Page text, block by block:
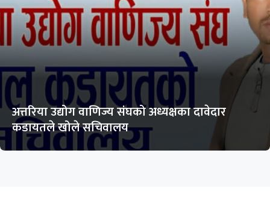
अत्तरिया उद्योग वाणिज्य संघको अध्यक्षका दावेदार
कडायतले खोले सचिवालय